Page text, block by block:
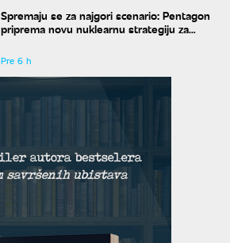
Spremaju se za najgori scenario: Pentagon
priprema novu nuklearnu strategiju za
Pre 6 h